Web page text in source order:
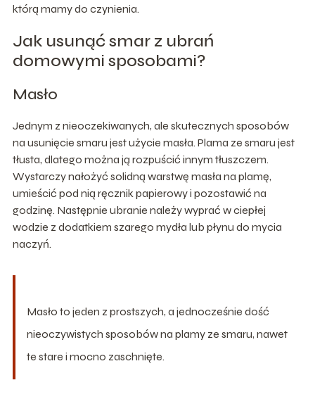
którą mamy do czynienia.
Jak usunąć smar z ubrań
domowymi sposobami?
Masło
Jednym z nieoczekiwanych, ale skutecznych sposobów
na usunięcie smaru jest użycie masła. Plama ze smaru jest
tłusta, dlatego można ją rozpuścić innym tłuszczem.
Wystarczy nałożyć solidną warstwę masła na plamę,
umieścić pod nią ręcznik papierowy i pozostawić na
godzinę. Następnie ubranie należy wyprać w ciepłej
wodzie z dodatkiem szarego mydła lub płynu do mycia
naczyń.
Masło to jeden z prostszych, a jednocześnie dość
nieoczywistych sposobów na plamy ze smaru, nawet
te stare i mocno zaschnięte.